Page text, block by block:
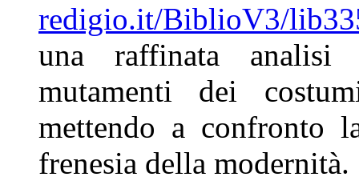
redigio.it/BiblioV3/
una raffinata
mutamenti dei
mettendo a confronto
frenesia della modernità.